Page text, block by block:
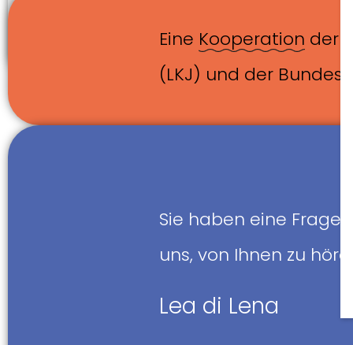
Eine Kooperation der
(LKJ) und der
Sie haben eine Frage
uns, von Ihnen zu
Lea di Lena